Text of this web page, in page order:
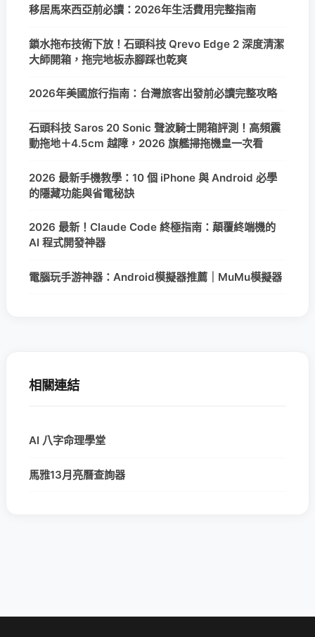
移居馬來西亞前必讀：2026年生活費用完整指南
鎖水拖布技術下放！石頭科技 Qrevo Edge 2 深度清潔
大師開箱，拖完地板赤腳踩也乾爽
2026年美國旅行指南：台灣旅客出發前必讀完整攻略
石頭科技 Saros 20 Sonic 聲波騎士開箱評測！高頻震
動拖地＋4.5cm 越障，2026 旗艦掃拖機皇一次看
2026 最新手機教學：10 個 iPhone 與 Android 必學
的隱藏功能與省電秘訣
2026 最新！Claude Code 終極指南：顛覆終端機的
AI 程式開發神器
電腦玩手游神器：Android模擬器推薦｜MuMu模擬器
相關連結
AI 八字命理學堂
馬雅13月亮曆查詢器